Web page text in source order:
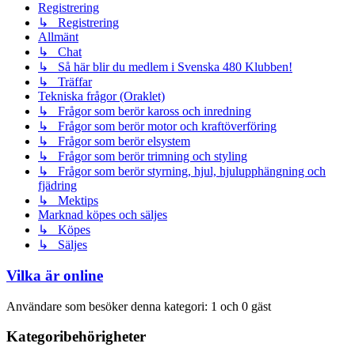
Registrering
↳ Registrering
Allmänt
↳ Chat
↳ Så här blir du medlem i Svenska 480 Klubben!
↳ Träffar
Tekniska frågor (Oraklet)
↳ Frågor som berör kaross och inredning
↳ Frågor som berör motor och kraftöverföring
↳ Frågor som berör elsystem
↳ Frågor som berör trimning och styling
↳ Frågor som berör styrning, hjul, hjulupphängning och
fjädring
↳ Mektips
Marknad köpes och säljes
↳ Köpes
↳ Säljes
Vilka är online
Användare som besöker denna kategori: 1 och 0 gäst
Kategoribehörigheter